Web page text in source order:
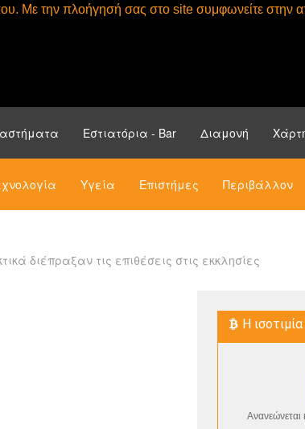
Με την πλοήγησή σας στο site συμφωνείτε στην
Εστιατόρια - Bar Διαμονή
Υγεία Επιστήμες Περιβάλλον
διέπραξαν τις επιθέσεις στις εκκλησίες
H
Ανανεώνεται